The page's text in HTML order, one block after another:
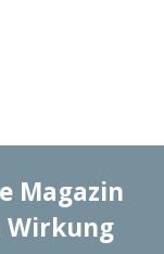
Magazin
Wirkung